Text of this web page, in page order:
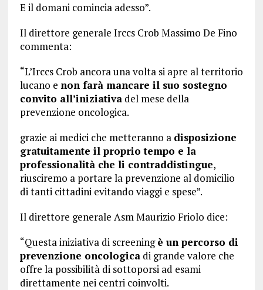
E il domani comincia adesso”.
Il direttore generale Irccs Crob Massimo De Fino
commenta:
“L’Irccs Crob ancora una volta si apre al territorio
lucano e non farà mancare il suo sostegno
convito all’iniziativadel mese della
prevenzione oncologica.
grazie ai medici che metteranno a disposizione
gratuitamente il proprio tempo e la
professionalità che li contraddistingue,
riusciremo a portare la prevenzione al domicilio
di tanti cittadini evitando viaggi e spese”.
Il direttore generale Asm Maurizio Friolo dice:
“Questa iniziativa di screeningè un percorso di
prevenzione oncologicadi grande valore che
offre la possibilità di sottoporsi ad esami
direttamente nei centri coinvolti.